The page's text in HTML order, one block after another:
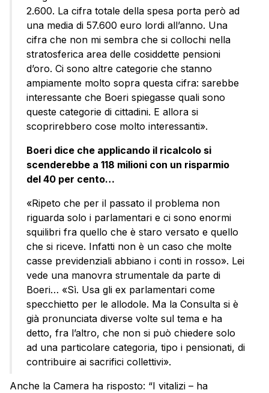
2.600. La cifra totale della spesa porta però ad
una media di 57.600 euro lordi all’anno. Una
cifra che non mi sembra che si collochi nella
stratosferica area delle cosiddette pensioni
d’oro. Ci sono altre categorie che stanno
ampiamente molto sopra questa cifra: sarebbe
interessante che Boeri spiegasse quali sono
queste categorie di cittadini. E allora si
scoprirebbero cose molto interessanti».
Boeri dice che applicando il ricalcolo si
scenderebbe a 118 milioni con un risparmio
del 40 per cento…
«Ripeto che per il passato il problema non
riguarda solo i parlamentari e ci sono enormi
squilibri fra quello che è staro versato e quello
che si riceve. Infatti non è un caso che molte
casse previdenziali abbiano i conti in rosso». Lei
vede una manovra strumentale da parte di
Boeri… «Sì. Usa gli ex parlamentari come
specchietto per le allodole. Ma la Consulta si è
già pronunciata diverse volte sul tema e ha
detto, fra l’altro, che non si può chiedere solo
ad una particolare categoria, tipo i pensionati, di
contribuire ai sacrifici collettivi».
Anche la Camera ha risposto: “I vitalizi – ha